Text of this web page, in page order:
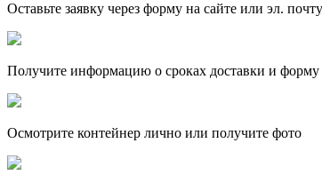
Оставьте заявку через форму на сайте или эл. почту
Получите информацию о сроках доставки и форму
Осмотрите контейнер лично или получите фото